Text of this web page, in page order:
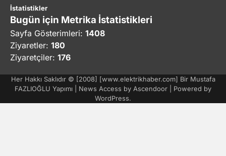
İstatistikler
Bugün için Metrika İstatistikleri
Sayfa Gösterimleri: 1408
Ziyaretler: 180
Ziyaretçiler: 176
Her Hakkı Saklıdır © [2008] [www.elektrikhaber.com] Bir Mustafa
FAZLIOĞLU Yapımı | News Access by Ascendoor | Powered by
WordPress.